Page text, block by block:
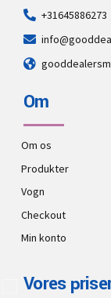
+31645886273
Om
Om os
Produkter
Vogn
Checkout
Min konto
Vores